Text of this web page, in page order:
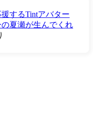
するTintアバター
夏瀬が生んでくれ